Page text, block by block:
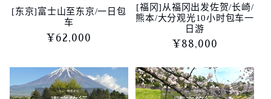
[东京]富士山至东京/一日包
车
常
价
格
¥62,000
[福冈]从福冈出发佐贺/长崎/
熊本/大分观光10小时包车一
日游
常
价
格
¥88,000